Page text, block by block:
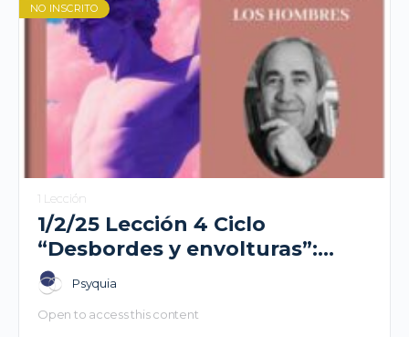
NO INSCRITO
1 Lección
1/2/25 Lección 4 Ciclo
“Desbordes y envolturas”:
Desborde pulsional y
envoltura formal del síntoma
en los hombres. Daniel
Psyquia
Open to access this content